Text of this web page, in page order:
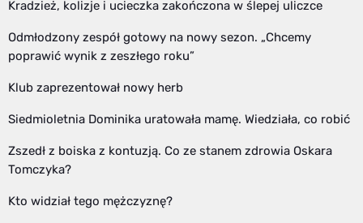
Kradzież, kolizje i ucieczka zakończona w ślepej uliczce
Odmłodzony zespół gotowy na nowy sezon. „Chcemy
poprawić wynik z zeszłego roku”
Klub zaprezentował nowy herb
Siedmioletnia Dominika uratowała mamę. Wiedziała, co robić
Zszedł z boiska z kontuzją. Co ze stanem zdrowia Oskara
Tomczyka?
Kto widział tego mężczyznę?